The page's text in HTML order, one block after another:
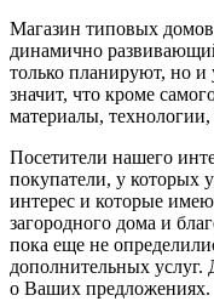
Магазин типовых
динамично
только планируют, но и
значит, что кроме
материалы,
Посетители нашего
покупатели, у которых
интерес и которые
загородного дома и
пока еще не
дополнительных услуг.
о Ваших предложениях.